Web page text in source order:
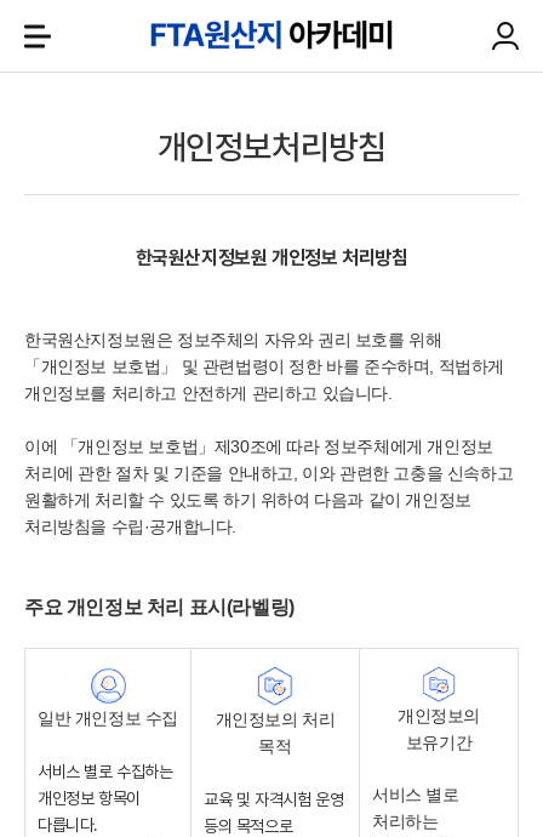
개인정보처리방침
한국원산지정보원 개인정보 처리방침
한국원산지정보원은 정보주체의 자유와 권리 보호를 위해
「개인정보 보호법」 및 관련법령이 정한 바를 준수하며, 적법하게
개인정보를 처리하고 안전하게 관리하고 있습니다.
이에 「개인정보 보호법」제30조에 따라 정보주체에게 개인정보
처리에 관한 절차 및 기준을 안내하고, 이와 관련한 고충을 신속하고
원활하게 처리할 수 있도록 하기 위하여 다음과 같이 개인정보
처리방침을 수립·공개합니다.
주요 개인정보 처리 표시(라벨링)
일반 개인정보 수집
서비스 별로 수집하는
개인정보 항목이
다릅니다.
개인정보의 처리
목적
교육 및 자격시험 운영
등의 목적으로
개인정보의
보유기간
서비스 별로
처리하는